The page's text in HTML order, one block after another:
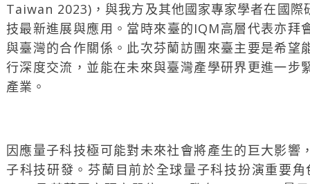
Taiwan 2023)，與我方及其他國家專家學者在國際
技最新進展與應用。當時來臺的IQM高層代表亦拜
與臺灣的合作關係。此次芬蘭訪團來臺主要是希望
行深度交流，並能在未來與臺灣產學研界更進一步
產業。
因應量子科技極可能對未來社會將產生的巨大影響
子科技研發。芬蘭目前於全球量子科技扮演重要